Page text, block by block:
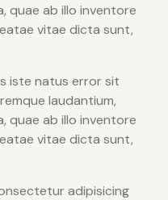
quae ab illo inventore
vitae dicta sunt,
iste natus error sit
laudantium,
quae ab illo inventore
vitae dicta sunt,
adipisicing